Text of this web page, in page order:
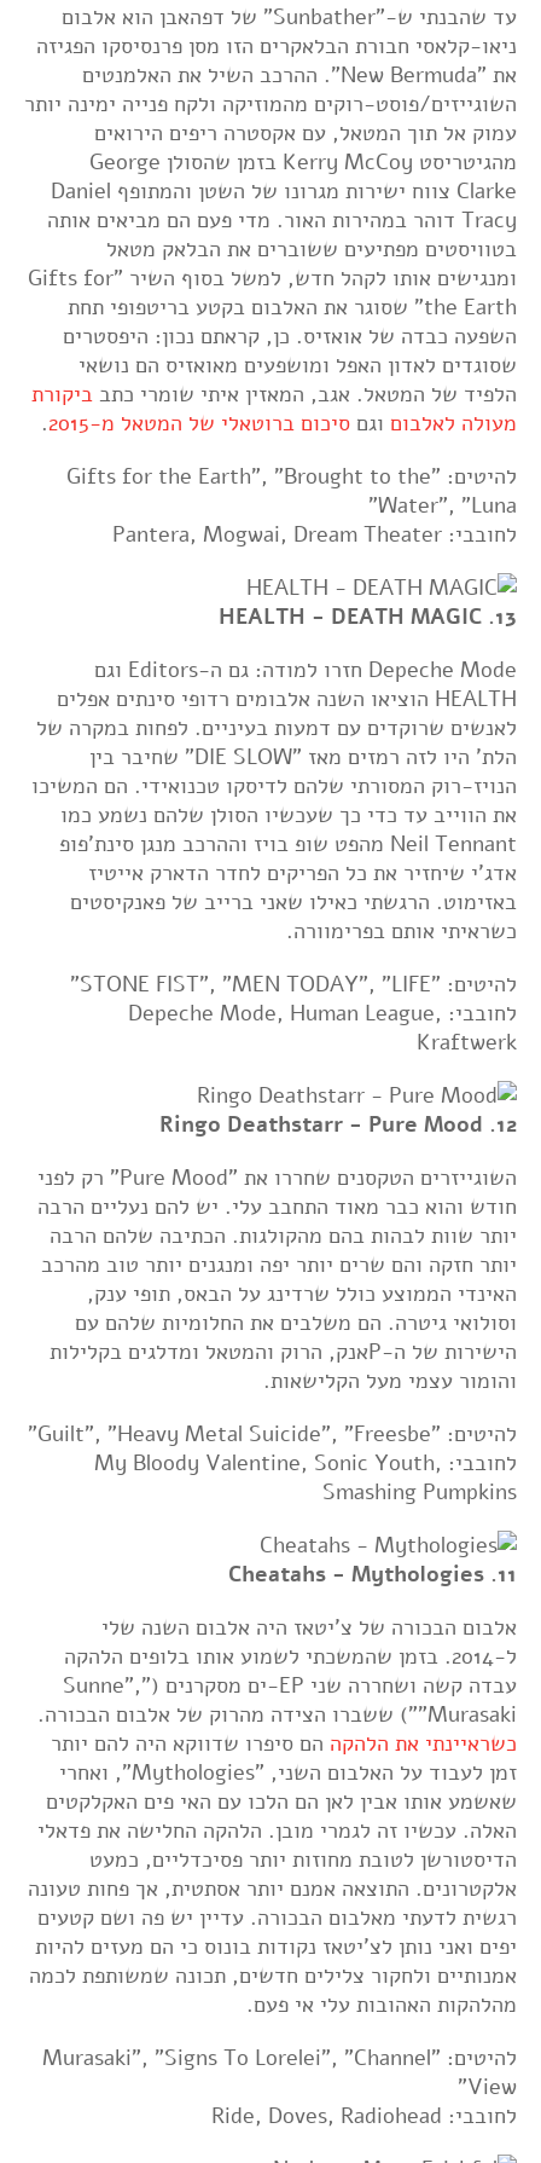
עד שהבנתי ש-"Sunbather" של דפהאבן הוא אלבום
ניאו-קלאסי חבורת הבלאקרים הזו מסן פרנסיסקו הפגיזה
את "New Bermuda". ההרכב השיל את האלמנטים
השוגייזים/פוסט-רוקים מהמוזיקה ולקח פנייה ימינה יותר
עמוק אל תוך המטאל, עם אקסטרה ריפים הירואים
מהגיטריסט Kerry McCoy בזמן שהסולן George
Clarke צווח ישירות מגרונו של השטן והמתופף Daniel
Tracy דוהר במהירות האור. מדי פעם הם מביאים אותה
בטוויסטים מפתיעים ששוברים את הבלאק מטאל
ומנגישים אותו לקהל חדש, למשל בסוף השיר "Gifts for
the Earth" שסוגר את האלבום בקטע בריטפופי תחת
השפעה כבדה של אואזיס. כן, קראתם נכון: היפסטרים
שסוגדים לאדון האפל ומושפעים מאואזיס הם נושאי
הלפיד של המטאל. אגב, המאזין איתי שומרי כתב ביקורת
מעולה לאלבום וגם סיכום ברוטאלי של המטאל מ-2015
.
להיטים: "Gifts for the Earth", "Brought to the
Water", "Luna"
לחובבי: Pantera, Mogwai, Dream Theater
13. HEALTH - DEATH MAGIC
Depeche Mode חזרו למודה: גם ה-Editors וגם
HEALTH הוציאו השנה אלבומים רדופי סינתים אפלים
לאנשים שרוקדים עם דמעות בעיניים. לפחות במקרה של
הלת' היו לזה רמזים מאז "DIE SLOW" שחיבר בין
הנויז-רוק המסורתי שלהם לדיסקו טכנואידי. הם המשיכו
את הווייב עד כדי כך שעכשיו הסולן שלהם נשמע כמו
Neil Tennant מהפט שופ בויז וההרכב מנגן סינת'פופ
אדג'י שיחזיר את כל הפריקים לחדר הדארק אייטיז
באזימוט. הרגשתי כאילו שאני ברייב של פאנקיסטים
כשראיתי אותם בפרימוורה.
להיטים: "STONE FIST", "MEN TODAY", "LIFE"
לחובבי: Depeche Mode, Human League,
Kraftwerk
12. Ringo Deathstarr - Pure Mood
השוגייזרים הטקסנים שחררו את "Pure Mood" רק לפני
חודש והוא כבר מאוד התחבב עלי. יש להם נעליים הרבה
יותר שוות לבהות בהם מהקולגות. הכתיבה שלהם הרבה
יותר חזקה והם שרים יותר יפה ומנגנים יותר טוב מהרכב
האינדי הממוצע כולל שרדינג על הבאס, תופי ענק,
וסולואי גיטרה. הם משלבים את החלומיות שלהם עם
הישירות של ה-Pאנק, הרוק והמטאל ומדלגים בקלילות
והומור עצמי מעל הקלישאות.
להיטים: "Guilt", "Heavy Metal Suicide", "Freesbe"
לחובבי: My Bloody Valentine, Sonic Youth,
Smashing Pumpkins
11. Cheatahs - Mythologies
אלבום הבכורה של צ'יטאז היה אלבום השנה שלי
ל-2014. בזמן שהמשכתי לשמוע אותו בלופים הלהקה
עבדה קשה ושחררה שני EP-ים מסקרנים ("Sunne",
"Murasaki") ששברו הצידה מהרוק של אלבום הבכורה.
כשראיינתי את הלהקה הם סיפרו שדווקא היה להם יותר
זמן לעבוד על האלבום השני, "Mythologies", ואחרי
שאשמע אותו אבין לאן הם הלכו עם האי פים האקלקטים
האלה. עכשיו זה לגמרי מובן. הלהקה החלישה את פדאלי
הדיסטורשן לטובת מחוזות יותר פסיכדליים, כמעט
אלקטרונים. התוצאה אמנם יותר אסתטית, אך פחות טעונה
רגשית לדעתי מאלבום הבכורה. עדיין יש פה ושם קטעים
יפים ואני נותן לצ'יטאז נקודות בונוס כי הם מעזים להיות
אמנותיים ולחקור צלילים חדשים, תכונה שמשותפת לכמה
מהלהקות האהובות עלי אי פעם.
להיטים: "Murasaki", "Signs To Lorelei", "Channel
View"
לחובבי: Ride, Doves, Radiohead